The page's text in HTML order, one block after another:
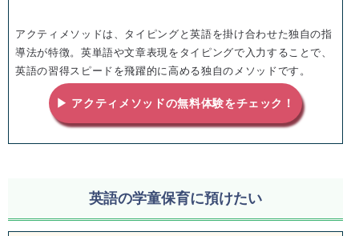
アクティメソッドは、タイピングと英語を掛け合わせた独自の指
導法が特徴。英単語や文章表現をタイピングで入力することで、
英語の習得スピードを飛躍的に高める独自のメソッドです。
▶ アクティメソッドの無料体験をチェック！
英語の学童保育に預けたい